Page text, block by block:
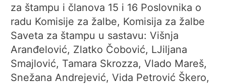
za štampu i članova 15 i 16 Poslovnika o
radu Komisije za žalbe, Komisija za žalbe
Saveta za štampu u sastavu: Višnja
Aranđelović, Zlatko Čobović, LJiljana
Smajlović, Tamara Skrozza, Vlado Mareš,
Snežana Andrejević, Vida Petrović Škero,